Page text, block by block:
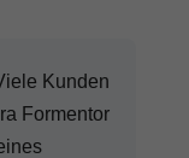
Kunden
Formentor